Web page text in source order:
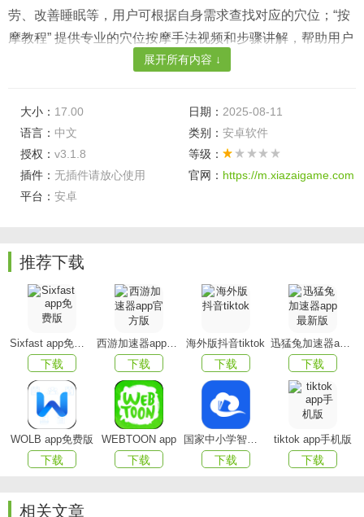
劳、改善睡眠等，用户可根据自身需求查找对应的穴位；“按
摩教程” 提供专业的穴位按摩手法视频和步骤讲解，帮助用户
正确进行穴位按摩。此外，用户还可以通过 “收藏” 功能保存
软件优势​
内容专业精准：由专业的中医团队参与内容编写和审
核，确保穴位的位置、功效等信息准确无误，为用户提供可
靠的知识来源。​
晰展示穴位的具体位置，让用户能轻松识别和定位穴位。​
分类细致全面：涵盖全身各个部位的穴位，按不同方式
进行分类，满足用户从不同角度查找穴位的需求。​
实用性强：不仅提供穴位知识，还附带按摩方法和功效
说明，用户可直接应用于实际的养生和保健中。​
软件特色​
3D 穴位展示：采用 3D 建模技术，立体展示人体穴位，
用户可以 360 度旋转查看，更直观地了解穴位在人体中的位
语音讲解功能：点击穴位可播放专业的语音讲解，介绍
展开所有内容 ↓
大小： 17.00 日期： 2025-08-11
语言： 中文 类别： 安卓软件
授权： v3.1.8
等级：
插件： 无插件请放心使用 官网： https://m.xiazaigame.com
平台： 安卓
推荐下载
Sixfast app免费版
下载
西游加速器app官方版
下载
海外版抖音tiktok
下载
迅猛兔加速器app最新版
下载
WOLB app免费版
下载
WEBTOON app
下载
国家中小学智慧教育平台app(智慧中小学)
下载
tiktok app手机版
下载
相关文章